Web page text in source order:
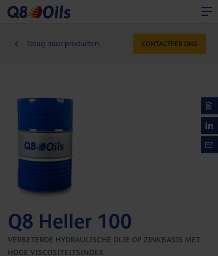
Terug naar producten CONTACTEER ONS
Q8 Heller 100
VERBETERDE HYDRAULISCHE OLIE OP ZINKBASIS MET
HOGE VISCOSITEITSINDEX